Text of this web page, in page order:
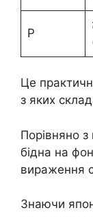
P
Це
з яких
Порівняно
бідна на
вираження
Знаючи